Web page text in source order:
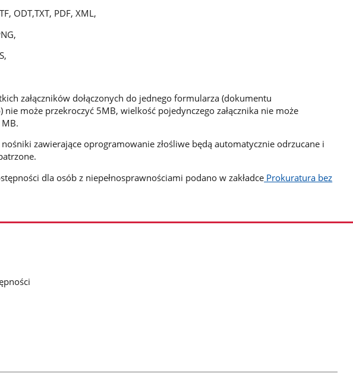
ODT,TXT, PDF, XML,
załączników dołączonych do jednego formularza (dokumentu
nie może przekroczyć 5MB, wielkość pojedynczego załącznika nie może
zawierające oprogramowanie złośliwe będą automatycznie odrzucane i
dla osób z niepełnosprawnościami podano w zakładce Prokuratura bez